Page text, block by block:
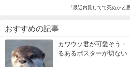
「最近内覧してて死ぬか
おすすめの記事
カワウソ君が可愛そう・
るあるポスターが切ない